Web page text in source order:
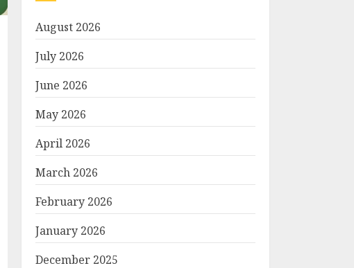
August 2026
July 2026
June 2026
May 2026
April 2026
March 2026
February 2026
January 2026
December 2025